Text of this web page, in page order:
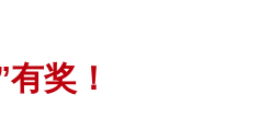
奖！